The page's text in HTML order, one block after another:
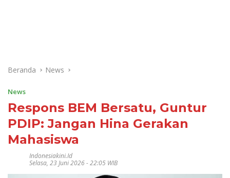
Beranda News
News
Respons BEM Bersatu, Guntur
PDIP: Jangan Hina Gerakan
Mahasiswa
Indonesiakini.id
Selasa, 23 Juni 2026 - 22:05 WIB